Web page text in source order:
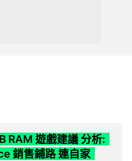
RAM 遊戲建議 分析:
銷售鋪路 連自家